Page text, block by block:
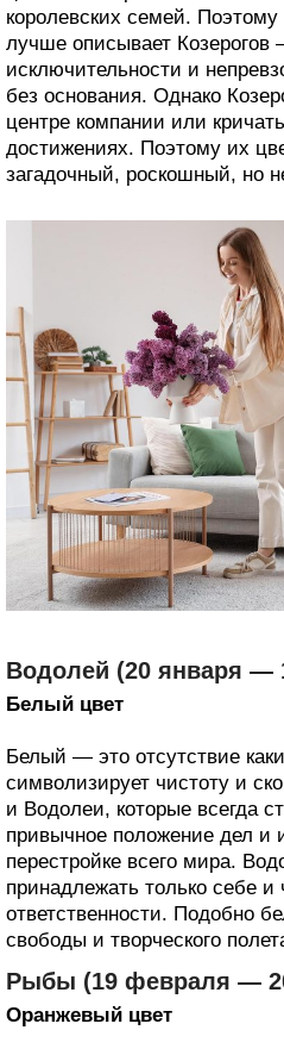
королевских семей. Поэтому
лучше описывает
исключительности и
без основания. Однако
центре компании или
достижениях. Поэтому их
загадочный, роскошный, но
Водолей (20 января —
Белый цвет
Белый — это отсутствие
символизирует чистоту и
и Водолеи, которые всегда
привычное положение дел и
перестройке всего мира.
принадлежать только себе и
ответственности. Подобно
свободы и творческого
Рыбы (19 февраля —
Оранжевый цвет